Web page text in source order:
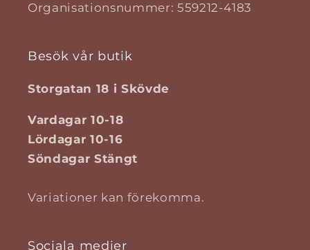
Organisationsnummer: 559212-4183
Besök vår butik
Storgatan 18 i Skövde
Vardagar 10-18
Lördagar 10-16
Söndagar Stängt
Variationer kan förekomma.
Sociala medier